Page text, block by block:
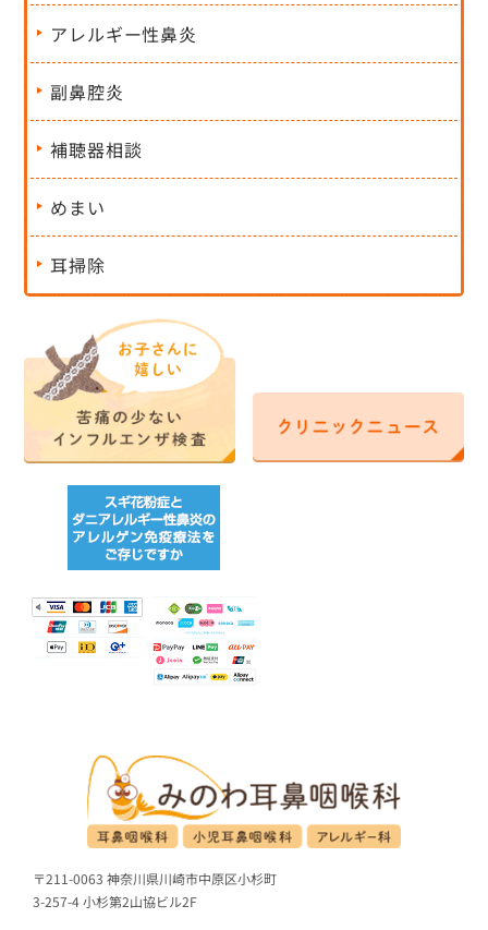
アレルギー性鼻炎
副鼻腔炎
補聴器相談
めまい
耳掃除
〒211-0063 神奈川県川崎市中原区小杉町
3-257-4 小杉第2山協ビル2F